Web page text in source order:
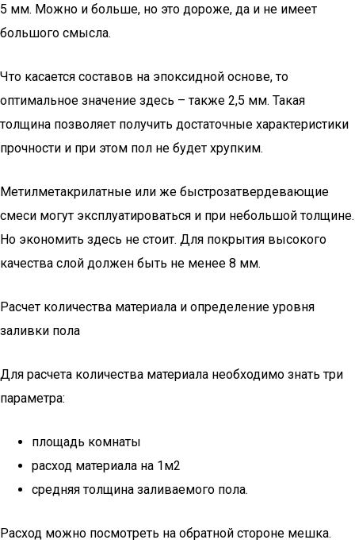
5 мм. Можно и больше, но это дороже, да и не имеет
большого смысла.
Что касается составов на эпоксидной основе, то
оптимальное значение здесь – также 2,5 мм. Такая
толщина позволяет получить достаточные характеристики
прочности и при этом пол не будет хрупким.
Метилметакрилатные или же быстрозатвердевающие
смеси могут эксплуатироваться и при небольшой толщине.
Но экономить здесь не стоит. Для покрытия высокого
качества слой должен быть не менее 8 мм.
Расчет количества материала и определение уровня
заливки пола
Для расчета количества материала необходимо знать три
параметра:
площадь комнаты
расход материала на 1м2
средняя толщина заливаемого пола.
Расход можно посмотреть на обратной стороне мешка.